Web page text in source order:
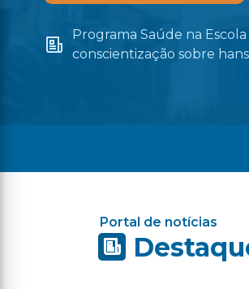
Programa Saúde na
conscientização sobre
Portal de notícias